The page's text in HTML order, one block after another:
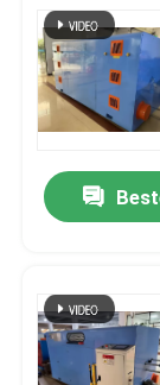
Vraag een
Cable